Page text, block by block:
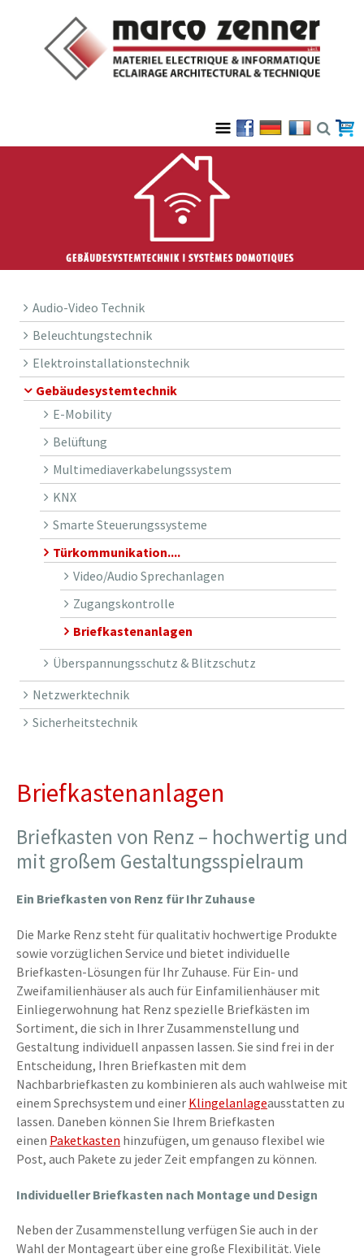
Audio-Video Technik
Beleuchtungstechnik
Elektroinstallationstechnik
Gebäudesystemtechnik
E-Mobility
Belüftung
Multimediaverkabelungssystem
KNX
Smarte Steuerungssysteme
Türkommunikation....
Video/Audio Sprechanlagen
Zugangskontrolle
Briefkastenanlagen
Überspannungsschutz & Blitzschutz
Netzwerktechnik
Sicherheitstechnik
Briefkastenanlagen
Briefkasten von Renz – hochwertig und
mit großem Gestaltungsspielraum
Ein Briefkasten von Renz für Ihr Zuhause
Die Marke Renz steht für qualitativ hochwertige Produkte
sowie vorzüglichen Service und bietet individuelle
Briefkasten-Lösungen für Ihr Zuhause. Für Ein- und
Zweifamilienhäuser als auch für Einfamilienhäuser mit
Einliegerwohnung hat Renz spezielle Briefkästen im
Sortiment, die sich in Ihrer Zusammenstellung und
Gestaltung individuell anpassen lassen. Sie sind frei in der
Entscheidung, Ihren Briefkasten mit dem
Nachbarbriefkasten zu kombinieren als auch wahlweise mit
einem Sprechsystem und einer Klingelanlageausstatten zu
lassen. Daneben können Sie Ihrem Briefkasten
einen Paketkasten hinzufügen, um genauso flexibel wie
Post, auch Pakete zu jeder Zeit empfangen zu können.
Individueller Briefkasten nach Montage und Design
Neben der Zusammenstellung verfügen Sie auch in der
Wahl der Montageart über eine große Flexibilität. Viele